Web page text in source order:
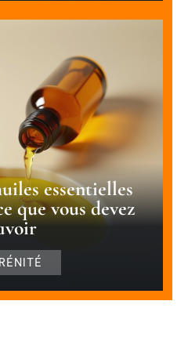
essentielles
que vous devez